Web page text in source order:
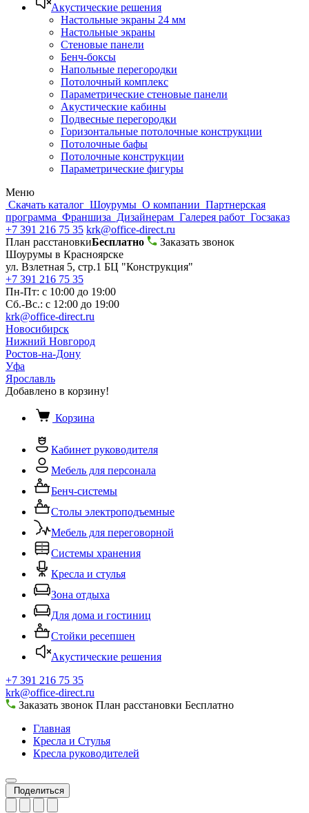
Акустические решения
Настольные экраны 24 мм
Настольные экраны
Стеновые панели
Бенч-боксы
Напольные перегородки
Потолочный комплекс
Параметрические стеновые панели
Акустические кабины
Подвесные перегородки
Горизонтальные потолочные конструкции
Потолочные бафы
Потолочные конструкции
Параметрические фигуры
Меню
Скачать каталог Шоурумы О компании Партнерская
программа Франшиза Дизайнерам Галерея работ Госзаказ
+7 391 216 75 35 krk@office-direct.ru
План расстановкиБесплатно
Заказать звонок
Шоурумы в Красноярске
ул. Взлетная 5, стр.1 БЦ "Конструкция"
+7 391 216 75 35
Пн-Пт: с 10:00 до 19:00
Сб.-Вс.: с 12:00 до 19:00
krk@office-direct.ru
Новосибирск
Нижний Новгород
Ростов-на-Дону
Уфа
Ярославль
Добавлено в корзину!
Корзина
Кабинет руководителя
Мебель для персонала
Бенч-системы
Столы электроподъемные
Мебель для переговорной
Системы хранения
Кресла и стулья
Зона отдыха
Для дома и гостиниц
Стойки ресепшен
Акустические решения
+7 391 216 75 35
krk@office-direct.ru
Заказать звонок План расстановки Бесплатно
Главная
Кресла и Стулья
Кресла руководителей
Поделиться